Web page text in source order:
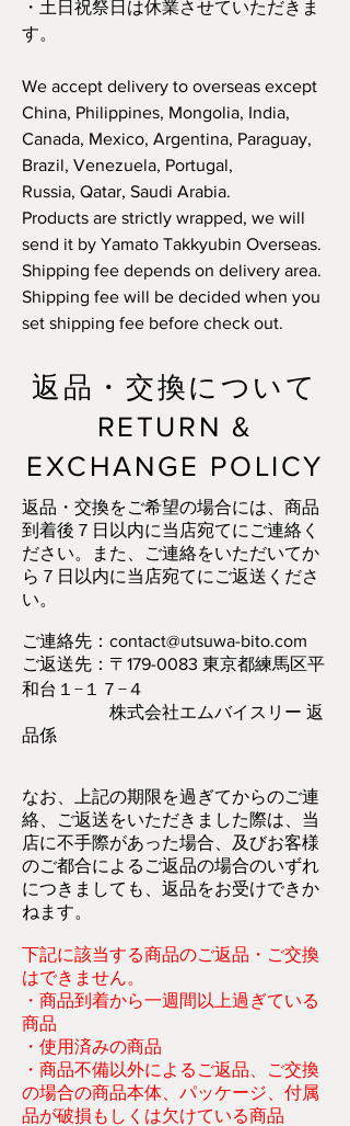
​・土日祝祭日は休業させていただきま
す。
We accept delivery to overseas except
China, Philippines, Mongolia, India,
Canada, Mexico, Argentina, Paraguay,
Brazil, Venezuela, Portugal,
Russia, Qatar, Saudi Arabia.
Products are strictly wrapped, we will
send it by Yamato Takkyubin Overseas.
Shipping fee depends on delivery area.
Shipping fee will be decided when you
set shipping fee before check out.
返品・交換について
RETURN &
EXCHANGE POLICY
返品・交換をご希望の場合には、商品
到着後７日以内に当店宛てにご連絡く
ださい。また、ご連絡をいただいてか
ら７日以内に当店宛てにご返送くださ
い。
ご連絡先： contact@utsuwa-bito.com
ご返送先：〒179-0083 東京都練馬区平
和台１−１７−４
株式会社エムバイスリー 返
品係
なお、上記の期限を過ぎてからのご連
絡、ご返送をいただきました際は、当
店に不手際があった場合、及びお客様
のご都合によるご返品の場合のいずれ
につきましても、返品をお受けできか
ねます。
下記に該当する商品のご返品・ご交換
はできません。
・商品到着から一週間以上過ぎている
商品
・使用済みの商品
・商品不備以外によるご返品、ご交換
の場合の商品本体、パッケージ、付属
品が破損もしくは欠けている商品